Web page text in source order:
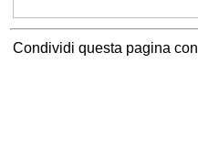
Condividi questa pagina con